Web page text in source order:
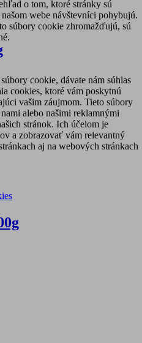
o tom, ktoré stránky sú
webe návštevníci pohybujú.
súbory cookie zhromažďujú, sú
cookie, dávate nám súhlas
cookies, ktoré vám poskytnú
vašim záujmom. Tieto súbory
alebo našimi reklamnými
stránok. Ich účelom je
a zobrazovať vám relevantný
aj na webových stránkach